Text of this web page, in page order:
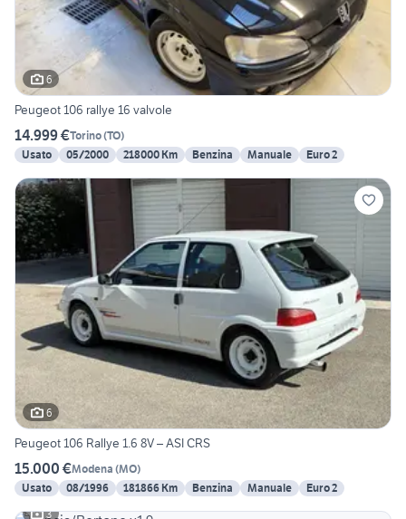
6
Peugeot 106 rallye 16 valvole
14.999 €Torino(TO)
Usato
05/2000 218000 Km Benzina Manuale Euro 2
6
Peugeot 106 Rallye 1.6 8V – ASI CRS
15.000 €Modena (MO)
Usato
08/1996 181866 Km Benzina Manuale
Euro 2
3